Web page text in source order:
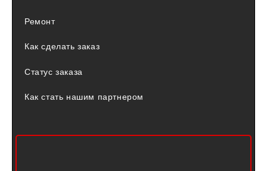
Ремонт
Как сделать заказ
Статус заказа
Как стать нашим партнером